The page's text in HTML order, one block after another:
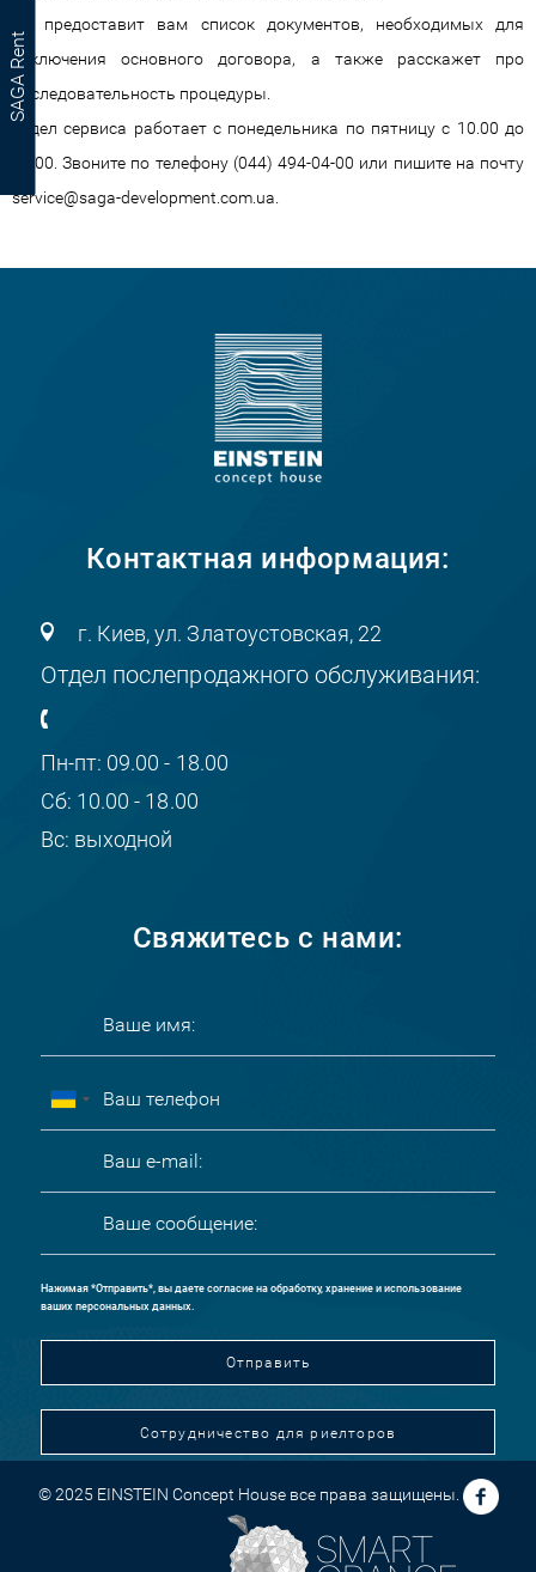
SAGA Rent
Он предоставит вам список документов, необходимых для
заключения основного договора, а также расскажет про
последовательность процедуры.
Отдел сервиса работает с понедельника по пятницу с 10.00 до
18.00. Звоните по телефону (044) 494-04-00 или пишите на почту
service@saga-development.com.ua
Контактная информация:
г. Киев, ул. Златоустовская, 22
Отдел послепродажного обслуживания:
Пн-пт: 09.00 - 18.00
Сб: 10.00 - 18.00
Вс: выходной
Свяжитесь с нами:
Нажимая *Отправить*, вы даете согласие на обработку, хранение и использование
ваших персональных данных.
Отправить
Сотрудничество для риелторов
© 2025 EINSTEIN Concept House все права защищены.